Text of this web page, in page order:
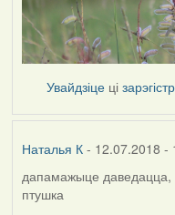
Увайдзіце ці
Наталья К- 12.07.2018 -
дапамажыце даведацца,
птушка